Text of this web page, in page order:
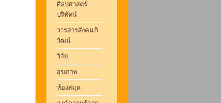
ศิลปศาสตร์
ปริทัศน์
วารสารสังคมภิ
วัฒน์
วิจัย
สุขภาพ
ห้องสมุด